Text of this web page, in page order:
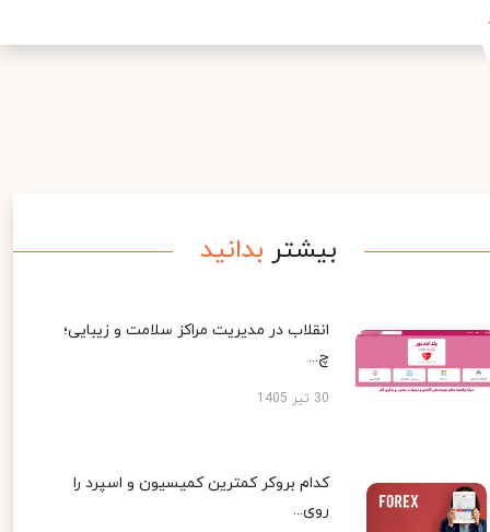
بیشتر بدانید
انقلاب در مدیریت مراکز سلامت و زیبایی؛
چ...
30 تیر 1405
کدام بروکر کمترین کمیسیون و اسپرد را
روی...